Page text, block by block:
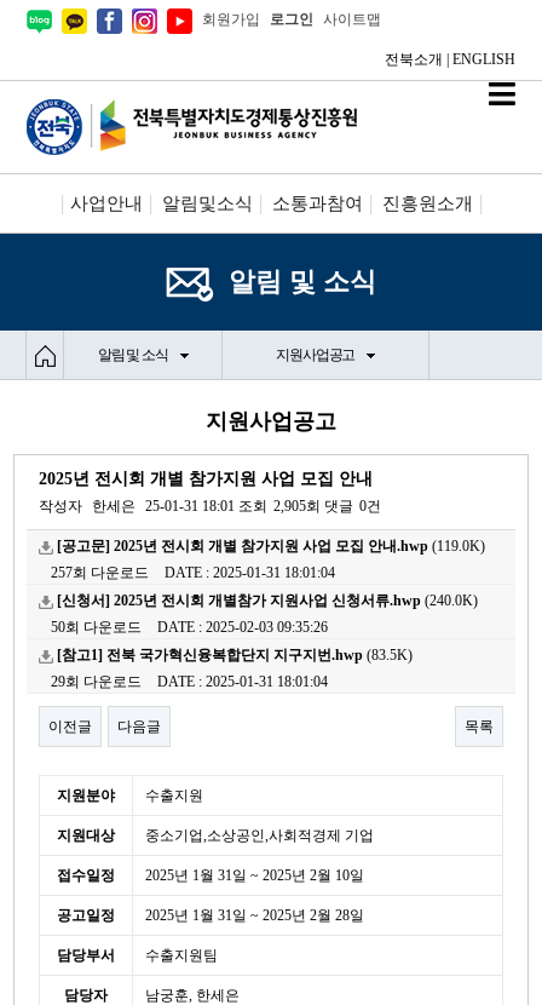
회원가입 로그인 사이트맵
전북소개 ENGLISH
사업안내 알림및소식 소통과참여 진흥원소개
알림 및 소식
알림 및 소식 지원사업공고
지원사업공고
2025년 전시회 개별 참가지원 사업 모집 안내
작성자 한세은 25-01-31 18:01 조회 2,905회 댓글 0건
[공고문] 2025년 전시회 개별 참가지원 사업 모집 안내.hwp (119.0K)
257회 다운로드
DATE : 2025-01-31 18:01:04
[신청서] 2025년 전시회 개별참가 지원사업 신청서류.hwp (240.0K)
50회 다운로드
DATE : 2025-02-03 09:35:26
[참고1] 전북 국가혁신융복합단지 지구지번.hwp (83.5K)
29회 다운로드
DATE : 2025-01-31 18:01:04
이전글 다음글 목록
본문
지원분야 수출지원
지원대상 중소기업,소상공인,사회적경제 기업
접수일정 2025년 1월 31일 ~ 2025년 2월 10일
공고일정 2025년 1월 31일 ~ 2025년 2월 28일
담당부서 수출지원팀
담당자 남궁훈, 한세은